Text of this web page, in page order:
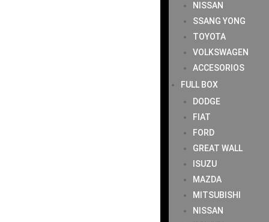
NISSAN
SSANG YONG
TOYOTA
VOLKSWAGEN
ACCESORIOS
FULL BOX
DODGE
FIAT
FORD
GREAT WALL
ISUZU
MAZDA
MITSUBISHI
NISSAN